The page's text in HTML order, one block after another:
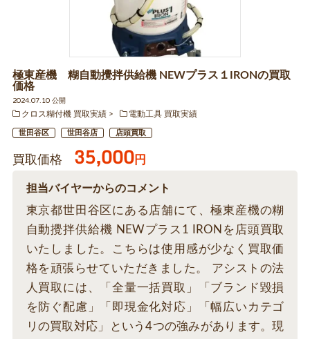
極東産機 糊自動攪拌供給機 NEWプラス１IRONの買取
価格
2024.07.10 公開
クロス糊付機 買取実績
電動工具 買取実績
世田谷区 世田谷店 店頭買取
買取価格 35,000円
担当バイヤーからのコメント
東京都世田谷区にある店舗にて、極東産機の糊
自動攪拌供給機 NEWプラス1 IRONを店頭買取
いたしました。こちらは使用感が少なく買取価
格を頑張らせていただきました。 アシストの法
人買取には、「全量一括買取」「ブランド毀損
を防ぐ配慮」「即現金化対応」「幅広いカテゴ
リの買取対応」という4つの強みがあります。現